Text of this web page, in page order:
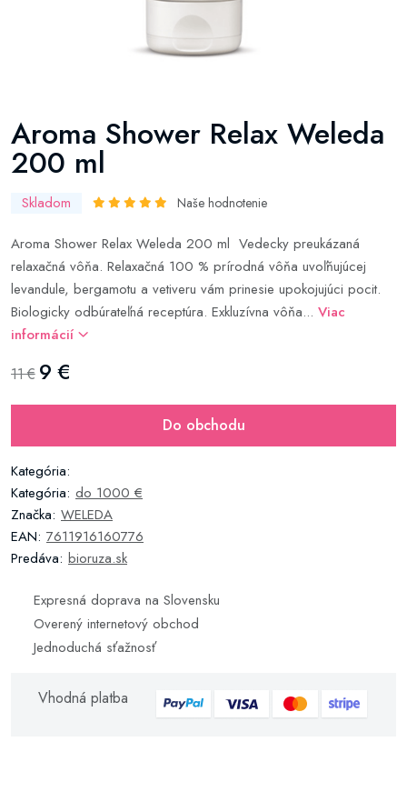
Aroma Shower Relax Weleda
200 ml
Skladom Naše hodnotenie
Aroma Shower Relax Weleda 200 ml Vedecky preukázaná
relaxačná vôňa. Relaxačná 100 % prírodná vôňa uvoľňujúcej
levandule, bergamotu a vetiveru vám prinesie upokojujúci pocit.
Biologicky odbúrateľná receptúra. Exkluzívna vôňa... Viac
informácií
11 € 9 €
Do obchodu
Kategória:
Kategória: do 1000 €
Značka: WELEDA
EAN: 7611916160776
Predáva: bioruza.sk
Expresná doprava na Slovensku
Overený internetový obchod
Jednoduchá sťažnosť
Vhodná platba